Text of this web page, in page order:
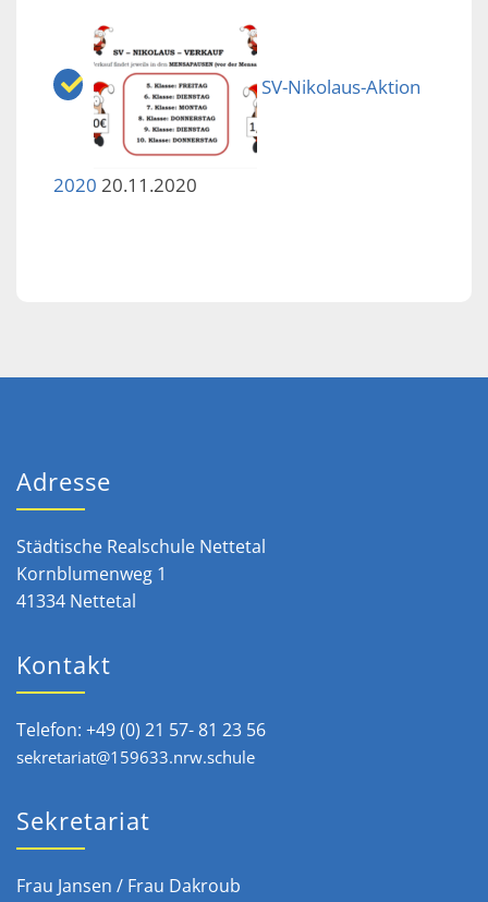
SV-Nikolaus-Aktion
2020 20.11.2020
Adresse
Städtische Realschule Nettetal
Kornblumenweg 1
41334 Nettetal
Kontakt
Telefon: +49 (0) 21 57- 81 23 56
sekretariat@159633.nrw.schule
Sekretariat
Frau Jansen / Frau Dakroub